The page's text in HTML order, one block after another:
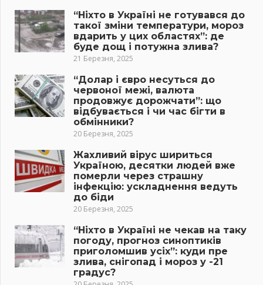
“Ніхто в Україні не готувався до
такої зміни температури, мороз
вдарить у цих областях”: де
буде дощ і потужна злива?
21 Березня, 2025
“Долар і євро несуться до
червоної межі, валюта
продовжує дорожчати”: що
відбувається і чи час бігти в
обмінники?
20 Березня, 2025
Жахливий вірус шириться
Україною, десятки людей вже
померли через страшну
інфекцію: ускладнення ведуть
до біди
20 Березня, 2025
“Ніхто в Україні не чекав на таку
погоду, прогноз синоптиків
приголомшив усіх”: куди пре
злива, снігопад і мороз у -21
градус?